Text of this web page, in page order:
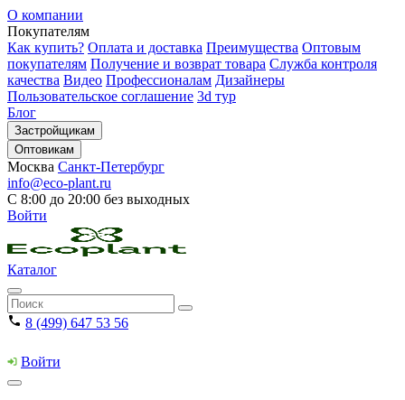
О компании
Покупателям
Как купить? Оплата и доставка Преимущества Оптовым
покупателям Получение и возврат товара Служба контроля
качества Видео Профессионалам Дизайнеры
Пользовательское соглашение 3d тур
Блог
Застройщикам
Оптовикам
Москва Санкт-Петербург
info@eco-plant.ru
С 8:00 до 20:00 без выходных
Войти
Каталог
8 (499) 647 53 56
Войти